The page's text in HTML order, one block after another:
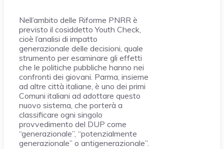
Nell’ambito delle Riforme PNRR è
previsto il cosiddetto Youth Check,
cioè l’analisi di impatto
generazionale delle decisioni, quale
strumento per esaminare gli effetti
che le politiche pubbliche hanno nei
confronti dei giovani. Parma, insieme
ad altre città italiane, è uno dei primi
Comuni italiani ad adottare questo
nuovo sistema, che porterà a
classificare ogni singolo
provvedimento del DUP come
“generazionale”, “potenzialmente
generazionale” o antigenerazionale”.